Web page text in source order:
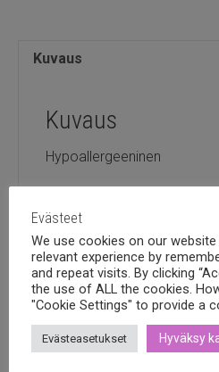
Kuvaus
Kuvaus
Hypoallergeeninen
Tutustu myös
Evästeet
We use cookies on our
relevant experience by
and repeat visits. By clicking
the use of ALL the cookies.
"Cookie Settings" to provide a
Evästeasetukset Hyväksy